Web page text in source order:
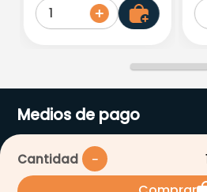
Cantidad －
1
Medios de pago